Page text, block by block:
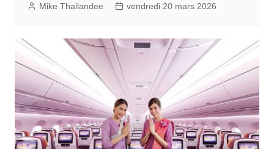
Mike Thailandee vendredi 20 mars 2026